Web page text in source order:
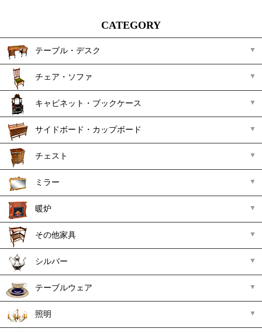
CATEGORY
テーブル・デスク
チェア・ソファ
キャビネット・ブックケース
サイドボード・カップボード
チェスト
ミラー
暖炉
その他家具
シルバー
テーブルウェア
照明